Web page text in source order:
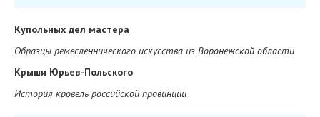
Купольных дел мастера
Образцы ремесленнического искусства из Воронежской области
Крыши Юрьев-Польского
История кровель российской провинции